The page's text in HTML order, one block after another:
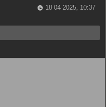
18-04-2025, 10:37